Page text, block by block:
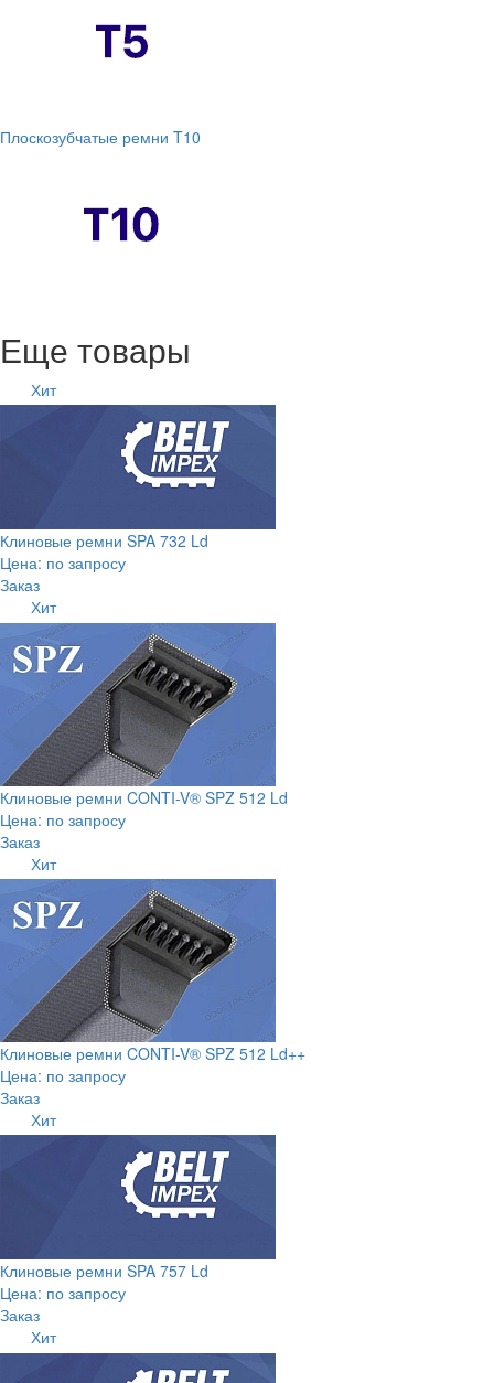
Плоскозубчатые ремни T10
Еще товары
Хит
Клиновые ремни SPA 732 Ld
Цена: по запросу
Заказ
Хит
Клиновые ремни CONTI-V® SPZ 512 Ld
Цена: по запросу
Заказ
Хит
Клиновые ремни CONTI-V® SPZ 512 Ld++
Цена: по запросу
Заказ
Хит
Клиновые ремни SPA 757 Ld
Цена: по запросу
Заказ
Хит